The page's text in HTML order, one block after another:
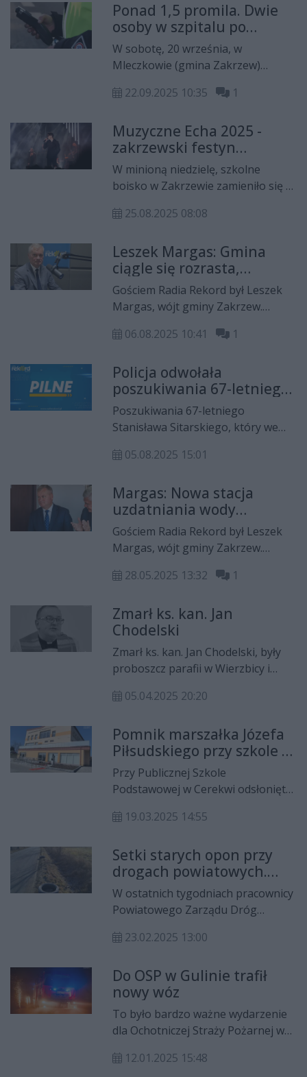
mazowieckiego. W uroczystości
związanej z otwarciem drogi wzięli
udział m.in. wójt gminy Zakrzew
Leszek Margas, wicemarszałek
województwa mazowieckiego Rafał
Rajkowski, radni oraz
społeczności.
Ponad 1,5 promila. Dwie
osoby w szpitalu po
zderzeniu BMW z fiatem
W sobotę, 20 września, w
Mleczkowie (gmina Zakrzew)
drogowego. Z ustaleń policji
kierująca BMW, wykonując manewr
wyprzedzania w miejscu
niedozwolonym, zderzyła się z
fiatem, którego 25-letni kierowca
22.09.2025 10:35 1
Muzyczne Echa 2025 -
zakrzewski festyn
muzyczny, który połączył
pokolenia
W minioną niedzielę, szkolne
boisko w Zakrzewie zamieniło się w
wspólnoty — podczas święta
Muzyczne Echa 2025. Od porannej
mszy świętej, przez energiczne
występy lokalnych zespołów
ludowych, aż po wieczorne
koncerty Poparzonych Kawą Trzy i
Dawida Kwiatkowskiego — to był
wrażeń dla całej gminy.
25.08.2025 08:08
Leszek Margas: Gmina
ciągle się rozrasta,
przybywa nam młodych
ludzi
Gościem Radia Rekord był Leszek
Margas, wójt gminy Zakrzew.
nim m.in. o: budowie nowego
przedszkola, modernizacji szkół i
kotłowni, remoncie Orlika,
inwestycjach drogowych,
współpracy z miastem Radom, a
także zbliżających się dożynkach i
zmianach granic administracyjnych
06.08.2025 10:41 1
Policja odwołała
poszukiwania 67-letniego
Stanisława Sitarskiego z
Przytyka
Poszukiwania 67-letniego
Stanisława Sitarskiego, który we
wyszedł z domu w miejscowości
rodziną, zostały odwołane przez
policję.
05.08.2025 15:01
Margas: Nowa stacja
uzdatniania wody
powinna rozwiązać
problemy, z którymi
borykali się mieszkańcy
naszej gminy
Gościem Radia Rekord był Leszek
Margas, wójt gminy Zakrzew.
swoim gościem m.in. o zbliżającym
dobiegającej końca budowie stacji
uzdatniania wody w Jaszowicach,
wymianie oświetlenia ulicznego na
terenie gminy czy pozyskanych
dofinansowaniach na inwestycje.
28.05.2025 13:32 1
Zmarł ks. kan. Jan
Chodelski
Zmarł ks. kan. Jan Chodelski, były
proboszcz parafii w Wierzbicy i
Radomskiej oraz Domu Księży
pogrzebowe odbędą się we wtorek,
8 kwietnia.
05.04.2025 20:20
Pomnik marszałka Józefa
Piłsudskiego przy szkole w
Cerekwi
Przy Publicznej Szkole
Podstawowej w Cerekwi odsłonięto
Piłsudskiego. Jego budowa
19.03.2025 14:55
Setki starych opon przy
drogach powiatowych.
Będą fotopułapki i patrole
policji
W ostatnich tygodniach pracownicy
Powiatowego Zarządu Dróg
blisko 200 starych opon,
powiatowych. Nielegalne
wywożenie tego rodzaju odpadów
ma miejsce w gminach Iłża,
Wierzbica czy Zakrzew. O sprawie
została powiadomiona policja.
Jednym ze sposobów znalezienia
23.02.2025 13:00
Do OSP w Gulinie trafił
nowy wóz
To było bardzo ważne wydarzenie
dla Ochotniczej Straży Pożarnej w
nowy wóz ratowniczo-gaśniczy.
12.01.2025 15:48